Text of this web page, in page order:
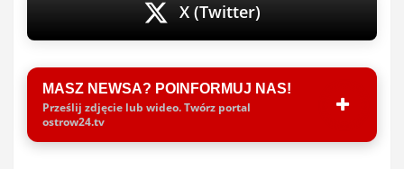
X (Twitter)
MASZ NEWSA? POINFORMUJ NAS!
Prześlij zdjęcie lub wideo. Twórz portal
ostrow24.tv